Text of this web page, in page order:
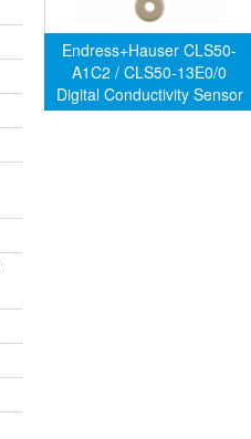
Endress+Hauser CLS50-
A1C2 / CLS50-13E0/0
Digital Conductivity Sensor